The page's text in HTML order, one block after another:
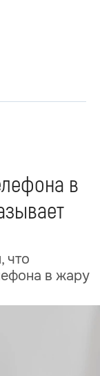
в
что
в жару